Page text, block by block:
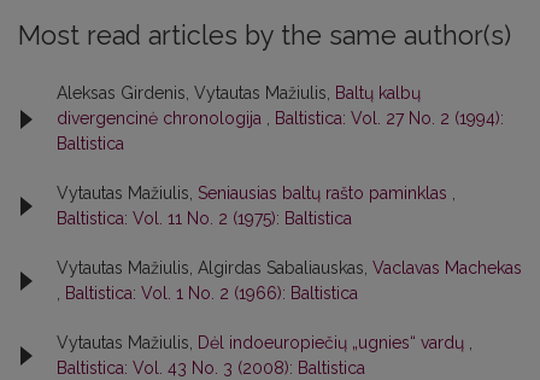
Most read articles by the same author(s)
Aleksas Girdenis, Vytautas Mažiulis, Baltų kalbų
divergencinė chronologija , Baltistica: Vol. 27 No. 2 (1994):
Baltistica
Vytautas Mažiulis, Seniausias baltų rašto paminklas ,
Baltistica: Vol. 11 No. 2 (1975): Baltistica
Vytautas Mažiulis, Algirdas Sabaliauskas, Vaclavas Machekas
, Baltistica: Vol. 1 No. 2 (1966): Baltistica
Vytautas Mažiulis, Dėl indoeuropiečių „ugnies“ vardų ,
Baltistica: Vol. 43 No. 3 (2008): Baltistica